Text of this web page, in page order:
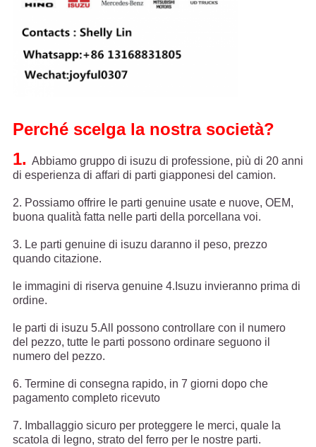
Perché scelga la nostra società?
1. Abbiamo gruppo di isuzu di professione, più di 20 anni
di esperienza di affari di parti giapponesi del camion.
2. Possiamo offrire le parti genuine usate e nuove, OEM,
buona qualità fatta nelle parti della porcellana voi.
3. Le parti genuine di isuzu daranno il peso, prezzo
quando citazione.
le immagini di riserva genuine 4.Isuzu invieranno prima di
ordine.
le parti di isuzu 5.All possono controllare con il numero
del pezzo, tutte le parti possono ordinare seguono il
numero del pezzo.
6. Termine di consegna rapido, in 7 giorni dopo che
pagamento completo ricevuto
7. Imballaggio sicuro per proteggere le merci, quale la
scatola di legno, strato del ferro per le nostre parti.